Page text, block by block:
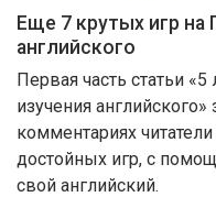
Еще 7 крутых игр на
английского
Первая часть статьи
изучения
комментариях
достойных игр, с
свой английский.